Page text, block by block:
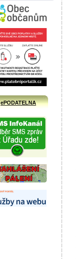
ePODATELNA